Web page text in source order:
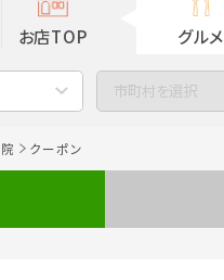
お店TOP グルメ
市町村を選択
クーポン